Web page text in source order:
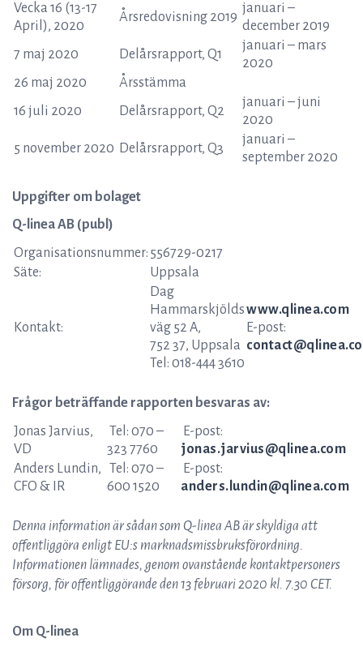
Vecka 16 (13-17
April), 2020
Årsredovisning 2019
januari –
december 2019
7 maj 2020
Delårsrapport, Q1
januari – mars
2020
26 maj 2020
Årsstämma
16 juli 2020
Delårsrapport, Q2
januari – juni
2020
5 november 2020 Delårsrapport, Q3
januari –
september 2020
Uppgifter om bolaget
Q-linea AB (publ)
Organisationsnummer: 556729-0217
Säte:
Uppsala
Kontakt:
Dag
Hammarskjölds
väg 52 A,
752 37, Uppsala
Tel: 018-444 3610
www.qlinea.com
E-post:
Frågor beträffande rapporten besvaras av:
Jonas Jarvius,
VD
Tel: 070 –
323 7760
E-post:
jonas.jarvius@qlinea.com
Anders Lundin,
CFO & IR
Tel: 070 –
600 1520
E-post:
anders.lundin@qlinea.com
Denna information är sådan som Q-linea AB är skyldiga att
offentliggöra enligt EU:s marknadsmissbruksförordning.
Informationen lämnades, genom ovanstående kontaktpersoners
försorg, för offentliggörande den 13 februari 2020 kl. 7.30 CET.
Om Q-linea